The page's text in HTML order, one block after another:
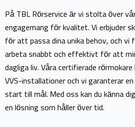
På TBL Rörservice är vi stolta över
engagemang för kvalitet. Vi erbjuder
för att passa dina unika behov, och
arbeta snabbt och effektivt för att
dagliga liv. Våra certifierade
VVS-installationer och vi garanterar
start till mål. Med oss kan du känna
en lösning som håller över tid.